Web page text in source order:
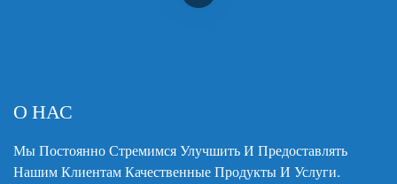
О НАС
Мы Постоянно Стремимся Улучшить И Предоставлять
Нашим Клиентам Качественные Продукты И Услуги.